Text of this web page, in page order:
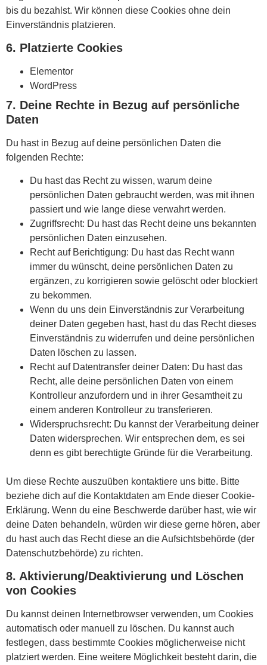
bis du bezahlst. Wir können diese Cookies ohne dein
Einverständnis platzieren.
6. Platzierte Cookies
Elementor
WordPress
7. Deine Rechte in Bezug auf persönliche
Daten
Du hast in Bezug auf deine persönlichen Daten die
folgenden Rechte:
Du hast das Recht zu wissen, warum deine
persönlichen Daten gebraucht werden, was mit ihnen
passiert und wie lange diese verwahrt werden.
Zugriffsrecht: Du hast das Recht deine uns bekannten
persönlichen Daten einzusehen.
Recht auf Berichtigung: Du hast das Recht wann
immer du wünscht, deine persönlichen Daten zu
ergänzen, zu korrigieren sowie gelöscht oder blockiert
zu bekommen.
Wenn du uns dein Einverständnis zur Verarbeitung
deiner Daten gegeben hast, hast du das Recht dieses
Einverständnis zu widerrufen und deine persönlichen
Daten löschen zu lassen.
Recht auf Datentransfer deiner Daten: Du hast das
Recht, alle deine persönlichen Daten von einem
Kontrolleur anzufordern und in ihrer Gesamtheit zu
einem anderen Kontrolleur zu transferieren.
Widerspruchsrecht: Du kannst der Verarbeitung deiner
Daten widersprechen. Wir entsprechen dem, es sei
denn es gibt berechtigte Gründe für die Verarbeitung.
Um diese Rechte auszuüben kontaktiere uns bitte. Bitte
beziehe dich auf die Kontaktdaten am Ende dieser Cookie-
Erklärung. Wenn du eine Beschwerde darüber hast, wie wir
deine Daten behandeln, würden wir diese gerne hören, aber
du hast auch das Recht diese an die Aufsichtsbehörde (der
Datenschutzbehörde) zu richten.
8. Aktivierung/Deaktivierung und Löschen
von Cookies
Du kannst deinen Internetbrowser verwenden, um Cookies
automatisch oder manuell zu löschen. Du kannst auch
festlegen, dass bestimmte Cookies möglicherweise nicht
platziert werden. Eine weitere Möglichkeit besteht darin, die